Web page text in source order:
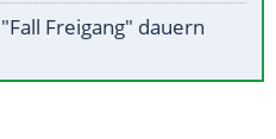
Freigang" dauern